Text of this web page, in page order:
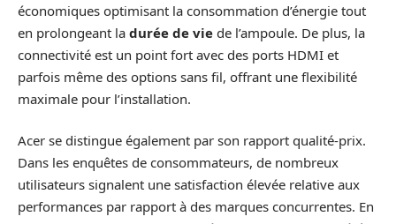
économiques optimisant la consommation d’énergie tout
en prolongeant la durée de vie de l’ampoule. De plus, la
connectivité est un point fort avec des ports HDMI et
parfois même des options sans fil, offrant une flexibilité
maximale pour l’installation.
Acer se distingue également par son rapport qualité-prix.
Dans les enquêtes de consommateurs, de nombreux
utilisateurs signalent une satisfaction élevée relative aux
performances par rapport à des marques concurrentes. En